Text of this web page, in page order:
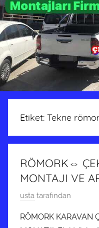
Etiket: Tekne
RÖMORK⇔
MONTAJI VE
1
A
usta tarafından
RÖMORK KARAVAN